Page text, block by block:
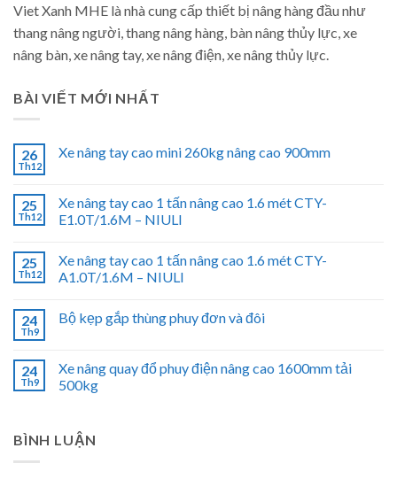
Viet Xanh MHE là nhà cung cấp thiết bị nâng hàng đầu như
thang nâng người, thang nâng hàng, bàn nâng thủy lực, xe
nâng bàn, xe nâng tay, xe nâng điện, xe nâng thủy lực.
BÀI VIẾT MỚI NHẤT
26
Th12
Xe nâng tay cao mini 260kg nâng cao 900mm
25
Th12
Xe nâng tay cao 1 tấn nâng cao 1.6 mét CTY-
E1.0T/1.6M – NIULI
25
Th12
Xe nâng tay cao 1 tấn nâng cao 1.6 mét CTY-
A1.0T/1.6M – NIULI
24
Th9
Bộ kẹp gắp thùng phuy đơn và đôi
24
Th9
Xe nâng quay đổ phuy điện nâng cao 1600mm tải
500kg
BÌNH LUẬN